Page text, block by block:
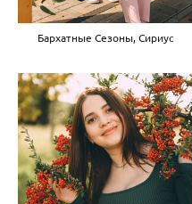
Бархатные Сезоны, Сириус